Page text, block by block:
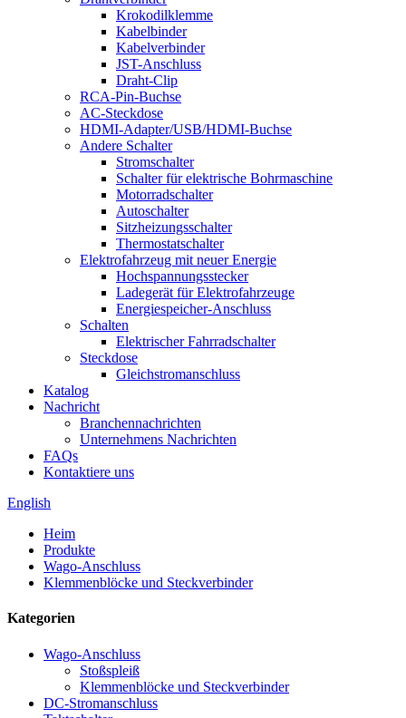
Krokodilklemme
Kabelbinder
Kabelverbinder
JST-Anschluss
Draht-Clip
RCA-Pin-Buchse
AC-Steckdose
HDMI-Adapter/USB/HDMI-Buchse
Andere Schalter
Stromschalter
Schalter für elektrische Bohrmaschine
Motorradschalter
Autoschalter
Sitzheizungsschalter
Thermostatschalter
Elektrofahrzeug mit neuer Energie
Hochspannungsstecker
Ladegerät für Elektrofahrzeuge
Energiespeicher-Anschluss
Schalten
Elektrischer Fahrradschalter
Steckdose
Gleichstromanschluss
Katalog
Nachricht
Branchennachrichten
Unternehmens Nachrichten
FAQs
Kontaktiere uns
English
Heim
Produkte
Wago-Anschluss
Klemmenblöcke und Steckverbinder
Kategorien
Wago-Anschluss
Stoßspleiß
Klemmenblöcke und Steckverbinder
DC-Stromanschluss